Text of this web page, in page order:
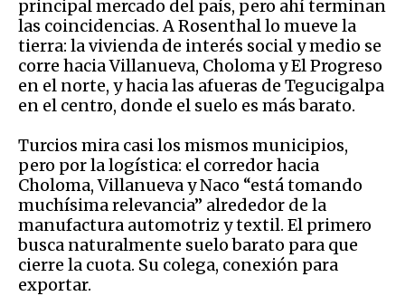
principal mercado del país, pero ahí terminan
las coincidencias. A Rosenthal lo mueve la
tierra: la vivienda de interés social y medio se
corre hacia Villanueva, Choloma y El Progreso
en el norte, y hacia las afueras de Tegucigalpa
en el centro, donde el suelo es más barato.
Turcios mira casi los mismos municipios,
pero por la logística: el corredor hacia
Choloma, Villanueva y Naco “está tomando
muchísima relevancia” alrededor de la
manufactura automotriz y textil. El primero
busca naturalmente suelo barato para que
cierre la cuota. Su colega, conexión para
exportar.